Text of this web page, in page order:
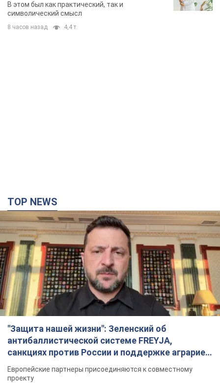
В этом был как практический, так и
символический смысл
8 часов назад 4,4 т.
TOP NEWS
"Защита нашей жизни": Зеленский об
антибаллистической системе FREYJA,
санкциях против России и поддержке аграриев.
Видео
Европейские партнеры присоединяются к совместному
проекту